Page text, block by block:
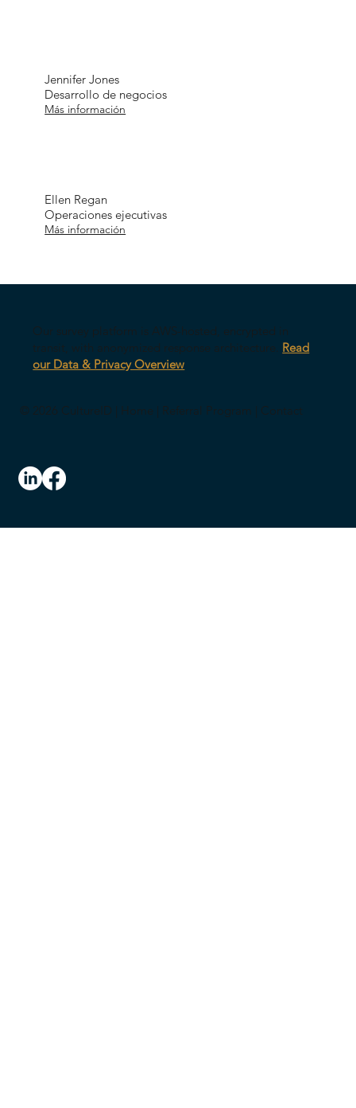
Jennifer Jones
Desarrollo de negocios
Más información
Ellen Regan
Operaciones ejecutivas
Más información
Our survey platform is AWS-hosted, encrypted in
transit, with anonymized response architecture. Read
our Data & Privacy Overview
© 2026 CultureID | Home Referral Program Contact